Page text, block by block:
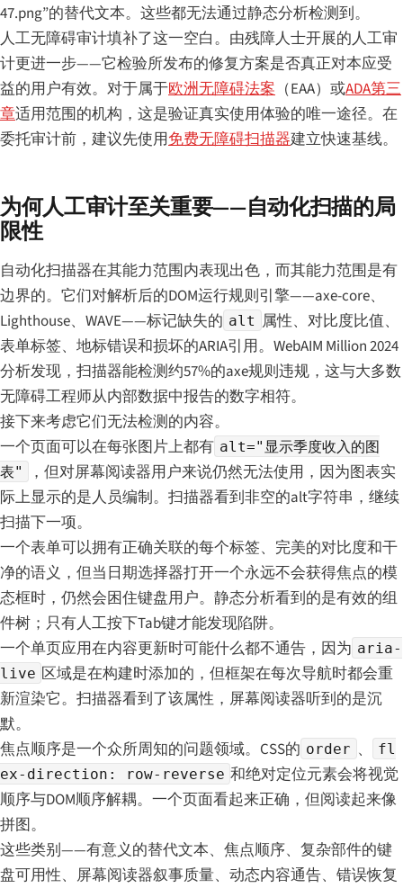
47.png”的替代文本。这些都无法通过静态分析检测到。
人工无障碍审计填补了这一空白。由残障人士开展的人工审
计更进一步——它检验所发布的修复方案是否真正对本应受
益的用户有效。对于属于欧洲无障碍法案 （EAA）或ADA第三
章适用范围的机构，这是验证真实使用体验的唯一途径。在
委托审计前，建议先使用免费无障碍扫描器建立快速基线。
为何人工审计至关重要——自动化扫描的局
限性
自动化扫描器在其能力范围内表现出色，而其能力范围是有
边界的。它们对解析后的DOM运行规则引擎——axe-core、
Lighthouse、WAVE——标记缺失的 alt 属性、对比度比值、
表单标签、地标错误和损坏的ARIA引用。WebAIM Million 2024
分析发现，扫描器能检测约57%的axe规则违规，这与大多数
无障碍工程师从内部数据中报告的数字相符。
接下来考虑它们无法检测的内容。
一个页面可以在每张图片上都有 alt="显示季度收入的图
表"
，但对屏幕阅读器用户来说仍然无法使用，因为图表实
际上显示的是人员编制。扫描器看到非空的alt字符串，继续
扫描下一项。
一个表单可以拥有正确关联的每个标签、完美的对比度和干
净的语义，但当日期选择器打开一个永远不会获得焦点的模
态框时，仍然会困住键盘用户。静态分析看到的是有效的组
件树；只有人工按下Tab键才能发现陷阱。
一个单页应用在内容更新时可能什么都不通告，因为 aria-
live 区域是在构建时添加的，但框架在每次导航时都会重
新渲染它。扫描器看到了该属性，屏幕阅读器听到的是沉
默。
焦点顺序是一个众所周知的问题领域。CSS的 order 、
fl
ex-direction: row-reverse 和绝对定位元素会将视觉
顺序与DOM顺序解耦。一个页面看起来正确，但阅读起来像
拼图。
这些类别——有意义的替代文本、焦点顺序、复杂部件的键
盘可用性、屏幕阅读器叙事质量、动态内容通告、错误恢复